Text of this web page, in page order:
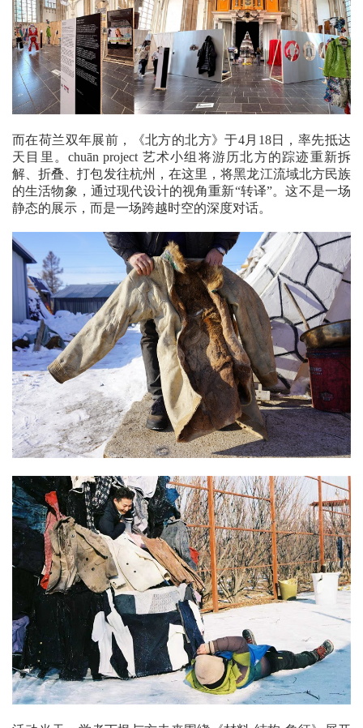
而在荷兰双年展前，《北方的北方》于4月18日，率先抵达
天目里。chuān project 艺术小组将游历北方的踪迹重新拆
解、折叠、打包发往杭州，在这里，将黑龙江流域北方民族
的生活物象，通过现代设计的视角重新“转译”。这不是一场
静态的展示，而是一场跨越时空的深度对话。